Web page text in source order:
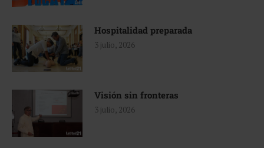
Hospitalidad preparada
3 julio, 2026
Visión sin fronteras
3 julio, 2026